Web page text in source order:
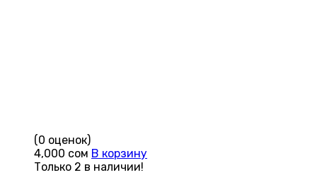
(0 оценок)
4,000 сом В корзину
Только 2 в наличии!